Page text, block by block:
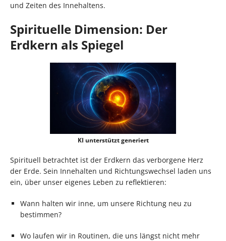
und Zeiten des Innehaltens.
Spirituelle Dimension: Der
Erdkern als Spiegel
KI unterstützt generiert
Spirituell betrachtet ist der Erdkern das verborgene Herz
der Erde. Sein Innehalten und Richtungswechsel laden uns
ein, über unser eigenes Leben zu reflektieren:
Wann halten wir inne, um unsere Richtung neu zu
bestimmen?
Wo laufen wir in Routinen, die uns längst nicht mehr